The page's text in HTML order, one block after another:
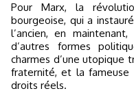
Pour Marx, la
bourgeoise, qui a
l’ancien, en
d’autres formes
charmes d’une utopique
fraternité, et la
droits réels.